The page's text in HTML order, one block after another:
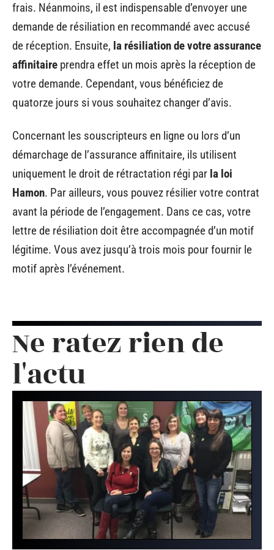
frais. Néanmoins, il est indispensable d’envoyer une
demande de résiliation en recommandé avec accusé
de réception. Ensuite, la résiliation de votre assurance
affinitaire prendra effet un mois après la réception de
votre demande. Cependant, vous bénéficiez de
quatorze jours si vous souhaitez changer d’avis.
Concernant les souscripteurs en ligne ou lors d’un
démarchage de l’assurance affinitaire, ils utilisent
uniquement le droit de rétractation régi par la loi
Hamon. Par ailleurs, vous pouvez résilier votre contrat
avant la période de l’engagement. Dans ce cas, votre
lettre de résiliation doit être accompagnée d’un motif
légitime. Vous avez jusqu’à trois mois pour fournir le
motif après l’événement.
Ne ratez rien de
l'actu